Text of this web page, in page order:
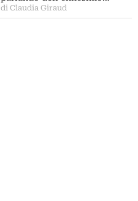
di Claudia Giraud